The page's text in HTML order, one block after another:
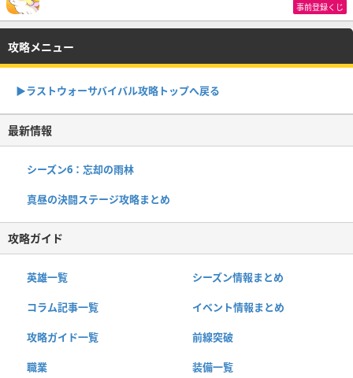
事前登録くじ
攻略メニュー
▶︎ラストウォーサバイバル攻略トップへ戻る
最新情報
シーズン6：忘却の雨林
真昼の決闘ステージ攻略まとめ
攻略ガイド
英雄一覧 シーズン情報まとめ
コラム記事一覧 イベント情報まとめ
攻略ガイド一覧 前線突破
職業 装備一覧